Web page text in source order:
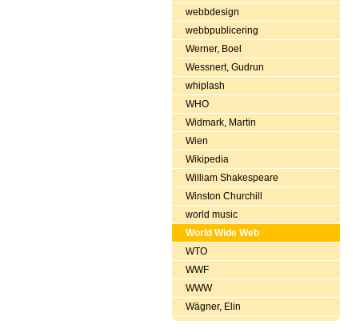
webbdesign
webbpublicering
Werner, Boel
Wessnert, Gudrun
whiplash
WHO
Widmark, Martin
Wien
Wikipedia
William Shakespeare
Winston Churchill
world music
World Wide Web
WTO
WWF
WWW
Wägner, Elin